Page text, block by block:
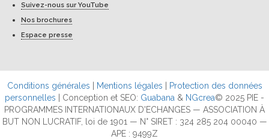
Suivez-nous sur YouTube
Nos brochures
Espace presse
Conditions générales Mentions légales
Protection des données
personnelles | Conception et SEO: Guabana & NGcrea© 2025 PIE -
PROGRAMMES INTERNATIONAUX D'ECHANGES — ASSOCIATION À
BUT NON LUCRATIF, loi de 1901 — N° SIRET : 324 285 204 00040 —
APE : 9499Z